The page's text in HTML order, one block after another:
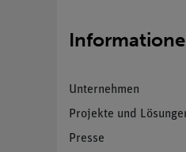
Unternehmen
Projekte und
Presse